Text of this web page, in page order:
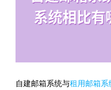
自建邮箱系统与租用邮箱系